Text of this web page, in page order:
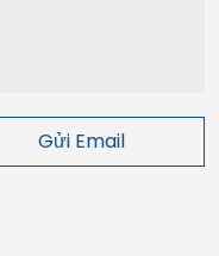
Gửi Email